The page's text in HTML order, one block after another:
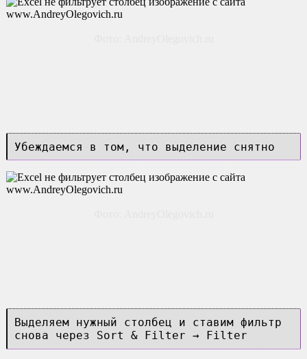
Убеждаемся в том, что выделение снятно
Выделяем нужный столбец и ставим фильтр
снова через Sort & Filter → Filter